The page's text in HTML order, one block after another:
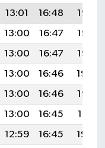
13:01 16:48
19:57
13:00 16:47
19:56
13:00 16:47
19:55
13:00 16:46
19:54
13:00 16:46
19:53
13:00 16:45
19:51
12:59 16:45
19:50